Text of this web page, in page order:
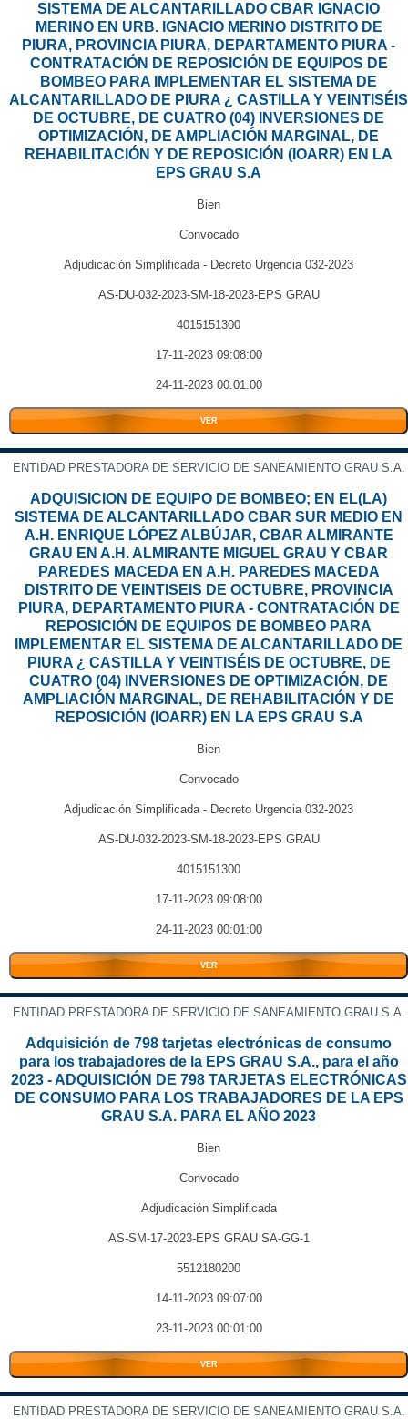
SISTEMA DE ALCANTARILLADO CBAR IGNACIO
MERINO EN URB. IGNACIO MERINO DISTRITO DE
PIURA, PROVINCIA PIURA, DEPARTAMENTO PIURA -
CONTRATACIÓN DE REPOSICIÓN DE EQUIPOS DE
BOMBEO PARA IMPLEMENTAR EL SISTEMA DE
ALCANTARILLADO DE PIURA ¿ CASTILLA Y VEINTISÉIS
DE OCTUBRE, DE CUATRO (04) INVERSIONES DE
OPTIMIZACIÓN, DE AMPLIACIÓN MARGINAL, DE
REHABILITACIÓN Y DE REPOSICIÓN (IOARR) EN LA
EPS GRAU S.A
Bien
Convocado
Adjudicación Simplificada - Decreto Urgencia 032-2023
AS-DU-032-2023-SM-18-2023-EPS GRAU
4015151300
17-11-2023 09:08:00
24-11-2023 00:01:00
VER
ENTIDAD PRESTADORA DE SERVICIO DE SANEAMIENTO GRAU S.A.
ADQUISICION DE EQUIPO DE BOMBEO; EN EL(LA)
SISTEMA DE ALCANTARILLADO CBAR SUR MEDIO EN
A.H. ENRIQUE LÓPEZ ALBÚJAR, CBAR ALMIRANTE
GRAU EN A.H. ALMIRANTE MIGUEL GRAU Y CBAR
PAREDES MACEDA EN A.H. PAREDES MACEDA
DISTRITO DE VEINTISEIS DE OCTUBRE, PROVINCIA
PIURA, DEPARTAMENTO PIURA - CONTRATACIÓN DE
REPOSICIÓN DE EQUIPOS DE BOMBEO PARA
IMPLEMENTAR EL SISTEMA DE ALCANTARILLADO DE
PIURA ¿ CASTILLA Y VEINTISÉIS DE OCTUBRE, DE
CUATRO (04) INVERSIONES DE OPTIMIZACIÓN, DE
AMPLIACIÓN MARGINAL, DE REHABILITACIÓN Y DE
REPOSICIÓN (IOARR) EN LA EPS GRAU S.A
Bien
Convocado
Adjudicación Simplificada - Decreto Urgencia 032-2023
AS-DU-032-2023-SM-18-2023-EPS GRAU
4015151300
17-11-2023 09:08:00
24-11-2023 00:01:00
VER
ENTIDAD PRESTADORA DE SERVICIO DE SANEAMIENTO GRAU S.A.
Adquisición de 798 tarjetas electrónicas de consumo
para los trabajadores de la EPS GRAU S.A., para el año
2023 - ADQUISICIÓN DE 798 TARJETAS ELECTRÓNICAS
DE CONSUMO PARA LOS TRABAJADORES DE LA EPS
GRAU S.A. PARA EL AÑO 2023
Bien
Convocado
Adjudicación Simplificada
AS-SM-17-2023-EPS GRAU SA-GG-1
5512180200
14-11-2023 09:07:00
23-11-2023 00:01:00
VER
ENTIDAD PRESTADORA DE SERVICIO DE SANEAMIENTO GRAU S.A.